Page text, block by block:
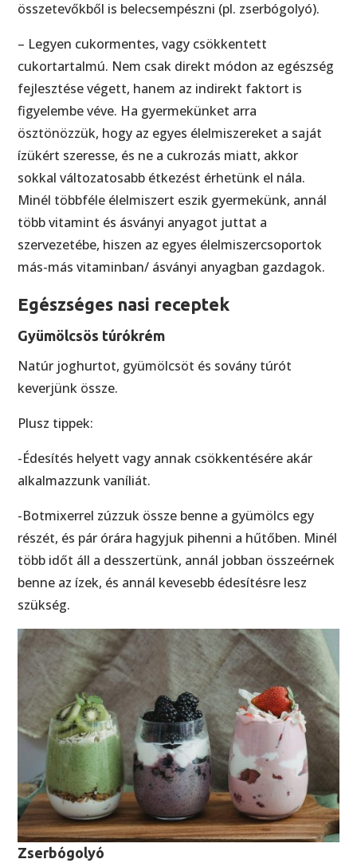
összetevőkből is belecsempészni (pl. zserbógolyó).
– Legyen cukormentes, vagy csökkentett
cukortartalmú. Nem csak direkt módon az egészség
fejlesztése végett, hanem az indirekt faktort is
figyelembe véve. Ha gyermekünket arra
ösztönözzük, hogy az egyes élelmiszereket a saját
ízükért szeresse, és ne a cukrozás miatt, akkor
sokkal változatosabb étkezést érhetünk el nála.
Minél többféle élelmiszert eszik gyermekünk, annál
több vitamint és ásványi anyagot juttat a
szervezetébe, hiszen az egyes élelmiszercsoportok
más-más vitaminban/ ásványi anyagban gazdagok.
Egészséges nasi receptek
Gyümölcsös túrókrém
Natúr joghurtot, gyümölcsöt és sovány túrót
keverjünk össze.
Plusz tippek:
-Édesítés helyett vagy annak csökkentésére akár
alkalmazzunk vaníliát.
-Botmixerrel zúzzuk össze benne a gyümölcs egy
részét, és pár órára hagyjuk pihenni a hűtőben. Minél
több időt áll a desszertünk, annál jobban összeérnek
benne az ízek, és annál kevesebb édesítésre lesz
szükség.
Zserbógolyó